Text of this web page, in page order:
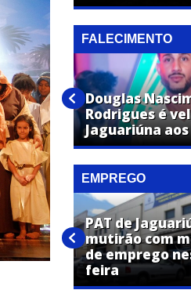
FALECIMENTO
aos 87
Douglas
Rodrigues é
Jaguariúna aos
EMPREGO
PAT de
mutirão com
de emprego
feira